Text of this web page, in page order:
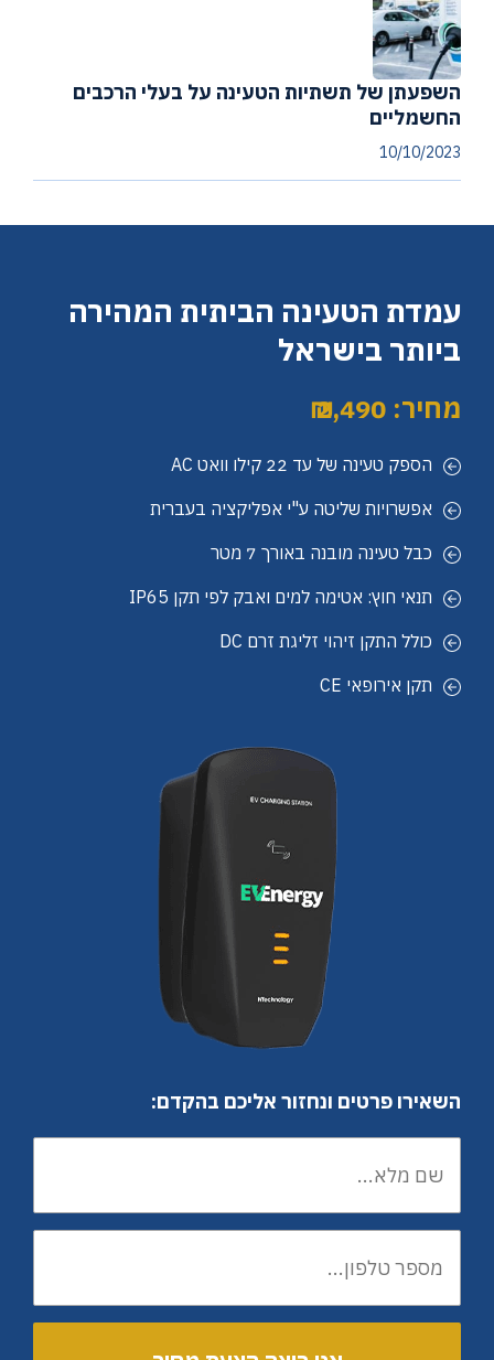
השפעתן של תשתיות הטעינה על בעלי הרכבים
החשמליים
10/10/2023
עמדת הטעינה הביתית המהירה
ביותר בישראל
מחיר: 2,490 ₪
הספק טעינה של עד 22 קילו וואט AC
אפשרויות שליטה ע"י אפליקציה בעברית
כבל טעינה מובנה באורך 7 מטר
תנאי חוץ: אטימה למים ואבק לפי תקן IP65
כולל התקן זיהוי זליגת זרם DC
תקן אירופאי CE
השאירו פרטים ונחזור אליכם בהקדם: